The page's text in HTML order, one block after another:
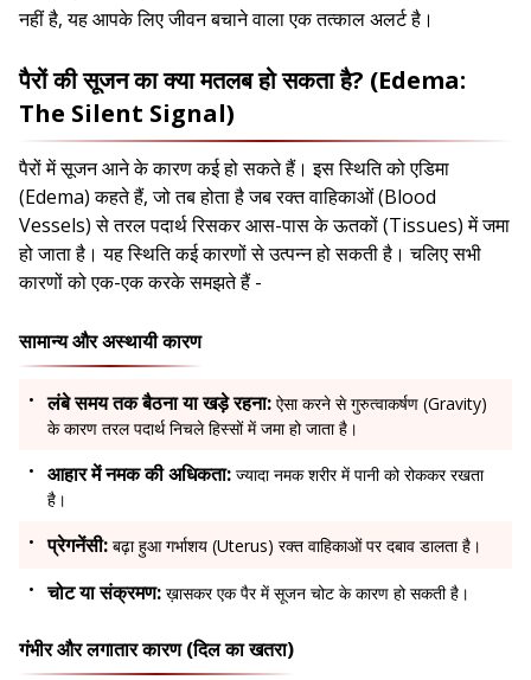
नहीं है, यह आपके लिए जीवन बचाने वाला एक तत्काल अलर्ट है।
पैरों की सूजन का क्या मतलब हो सकता है? (Edema:
The Silent Signal)
पैरों में सूजन आने के कारण कई हो सकते हैं। इस स्थिति को एडिमा
(Edema) कहते हैं, जो तब होता है जब रक्त वाहिकाओं (Blood
Vessels) से तरल पदार्थ रिसकर आस-पास के ऊतकों (Tissues) में जमा
हो जाता है। यह स्थिति कई कारणों से उत्पन्न हो सकती है। चलिए सभी
कारणों को एक-एक करके समझते हैं -
सामान्य और अस्थायी कारण
लंबे समय तक बैठना या खड़े रहना: ऐसा करने से गुरुत्वाकर्षण (Gravity)
के कारण तरल पदार्थ निचले हिस्सों में जमा हो जाता है।
आहार में नमक की अधिकता: ज्यादा नमक शरीर में पानी को रोककर रखता
है।
प्रेगनेंसी: बढ़ा हुआ गर्भाशय (Uterus) रक्त वाहिकाओं पर दबाव डालता है।
चोट या संक्रमण: ख़ासकर एक पैर में सूजन चोट के कारण हो सकती है।
गंभीर और लगातार कारण (दिल का खतरा)